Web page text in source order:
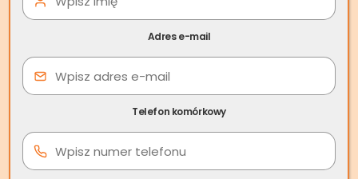
Osiedle Zachód, Jeziorna czy Siewierz Stare Miasto i
rozważasz jej sprzedaż,skup nieruchomości Siewierz
może być idealnym rozwiązaniem.
Spis treści
W ostatnich latach obserwujemy znaczący wzrost
zainteresowania usługamiskupu mieszkań w Siewierzu
Nie jest to przypadek – coraz więcej właścicieli docenia
Adres e-mail
Telefon komórkowy